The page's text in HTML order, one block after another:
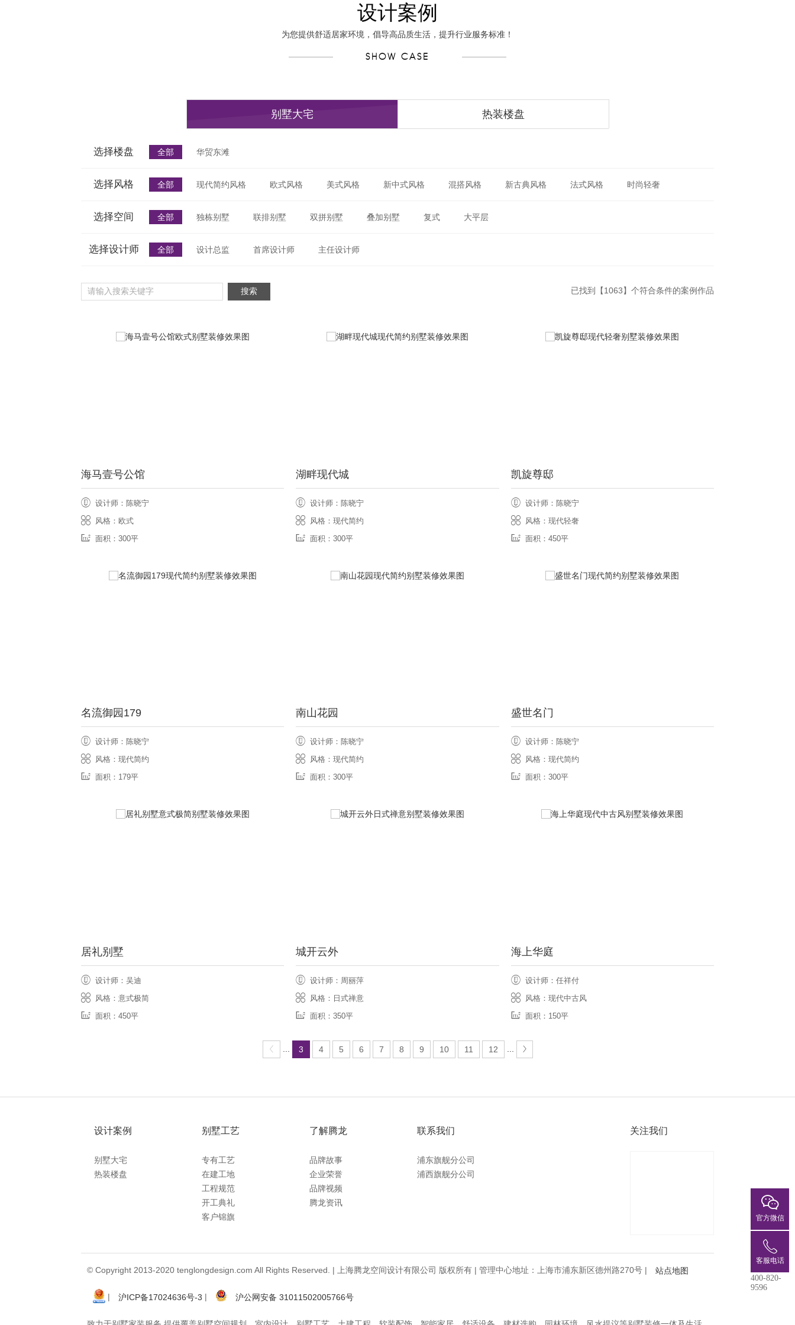
设计案例
为您提供舒适居家环境，倡导高品质生活，提升行业服务标准！
SHOW CASE
别墅大宅 热装楼盘
选择楼盘 全部 华贸东滩
选择风格 全部 现代简约风格 欧式风格 美式风格 新中式风格 混搭风格 新古典风格 法式风格 时尚轻奢
选择空间 全部 独栋别墅 联排别墅 双拼别墅 叠加别墅 复式 大平层
选择设计师 全部 设计总监 首席设计师 主任设计师
已找到【1063】个符合条件的案例作品
海马壹号公馆
设计师：陈晓宁
风格：欧式
面积：300平
湖畔现代城
设计师：陈晓宁
风格：现代简约
面积：300平
凯旋尊邸
设计师：陈晓宁
风格：现代轻奢
面积：450平
名流御园179
设计师：陈晓宁
风格：现代简约
面积：179平
南山花园
设计师：陈晓宁
风格：现代简约
面积：300平
盛世名门
设计师：陈晓宁
风格：现代简约
面积：300平
居礼别墅
设计师：吴迪
风格：意式极简
面积：450平
城开云外
设计师：周丽萍
风格：日式禅意
面积：350平
海上华庭
设计师：任祥付
风格：现代中古风
面积：150平
3 4 5 6 7 8 9 10 11 12
设计案例
别墅大宅
热装楼盘
别墅工艺
专有工艺
在建工地
工程规范
开工典礼
客户锦旗
了解腾龙
品牌故事
企业荣誉
品牌视频
腾龙资讯
联系我们
浦东旗舰分公司
浦西旗舰分公司
关注我们
© Copyright 2013-2020 tenglongdesign.com All Rights Reserved. | 上海腾龙空间设计有限公司 版权所有 | 管理中心地址：上海市浦东新区德州路270号 | 站点地图
| 沪ICP备17024636号-3 | 沪公网安备 31011502005766号
官方微信
客服电话
400-820-
9596